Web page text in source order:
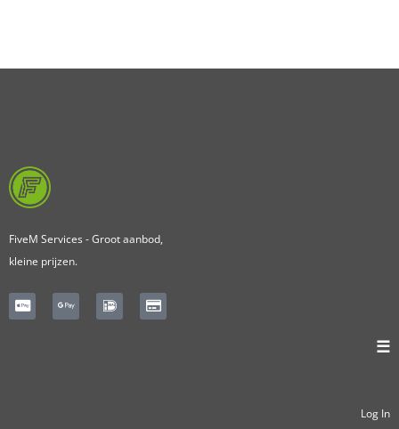
FiveM Services - Groot aanbod,
kleine prijzen.
☰
Log In